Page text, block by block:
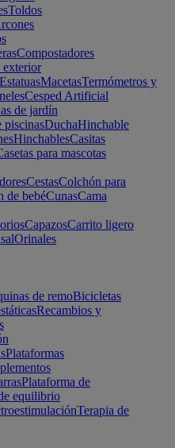
Toldos
Compostadores
exterior
EstatuasMacetasTermómetros y
Cesped Artificial
de jardín
piscinasDuchaHinchable
HinchablesCasitas
para mascotas
CestasColchón para
de bebéCunasCama
CapazosCarrito ligero
Orinales
de remoBicicletas
Recambios y
Plataformas
Plataforma de
equilibrio
Terapia de